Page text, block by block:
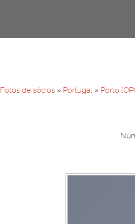
Fotos de sócios » Portugal » Porto